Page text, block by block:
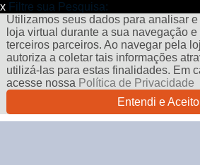
x Filtre sua Pesquisa:
Utilizamos seus dados para analisar
loja virtual durante a sua navegação
terceiros parceiros. Ao navegar pela
autoriza a coletar tais informações
utilizá-las para estas finalidades. Em
acesse nossa Política de Privacidade
Entendi e Aceito